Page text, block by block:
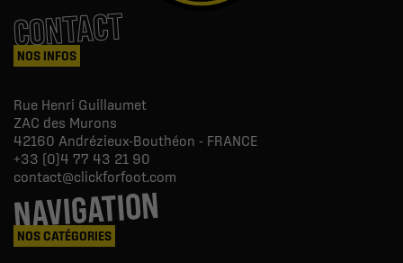
CONTACT
NOS INFOS
Rue Henri Guillaumet
ZAC des Murons
42160 Andrézieux-Bouthéon - FRANCE
+33 (0)4 77 43 21 90
contact@clickforfoot.com
NAVIGATION
NOS CATÉGORIES